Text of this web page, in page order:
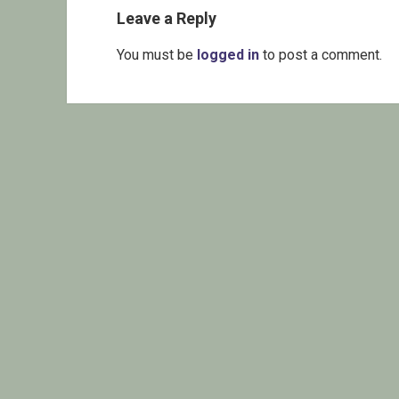
Leave a Reply
You must be logged into post a comment.